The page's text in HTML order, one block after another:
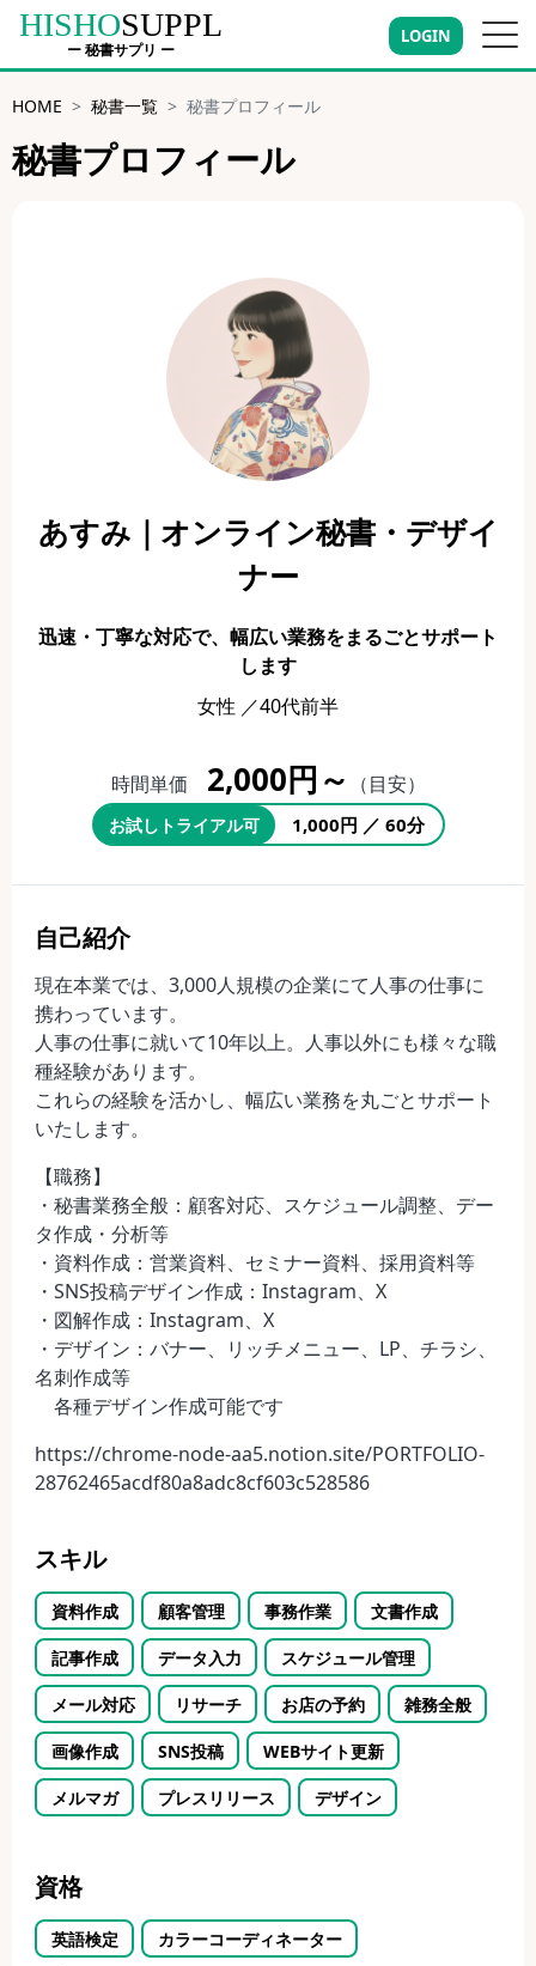
HISHOSUPPL
ー 秘書サプリ ー
LOGIN
HOME 秘書一覧 秘書プロフィール
秘書プロフィール
あすみ｜オンライン秘書・デザイ
ナー
迅速・丁寧な対応で、幅広い業務をまるごとサポート
します
女性 ／40代前半
時間単価 2,000円～ （目安）
お試しトライアル可 1,000円 ／ 60分
自己紹介
現在本業では、3,000人規模の企業にて人事の仕事に
携わっています。
人事の仕事に就いて10年以上。人事以外にも様々な職
種経験があります。
これらの経験を活かし、幅広い業務を丸ごとサポート
いたします。
【職務】
・秘書業務全般：顧客対応、スケジュール調整、デー
タ作成・分析等
・資料作成：営業資料、セミナー資料、採用資料等
・SNS投稿デザイン作成：Instagram、X
・図解作成：Instagram、X
・デザイン：バナー、リッチメニュー、LP、チラシ、
名刺作成等
各種デザイン作成可能です
https://chrome-node-aa5.notion.site/PORTFOLIO-
28762465acdf80a8adc8cf603c528586
スキル
資料作成 顧客管理 事務作業 文書作成
記事作成 データ入力 スケジュール管理
メール対応 リサーチ お店の予約 雑務全般
画像作成 SNS投稿 WEBサイト更新
メルマガ プレスリリース デザイン
資格
英語検定 カラーコーディネーター